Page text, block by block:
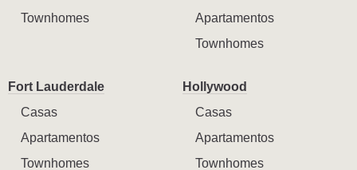
Townhomes
Apartamentos
Townhomes
Fort Lauderdale
Casas
Apartamentos
Townhomes
Hollywood
Casas
Apartamentos
Townhomes